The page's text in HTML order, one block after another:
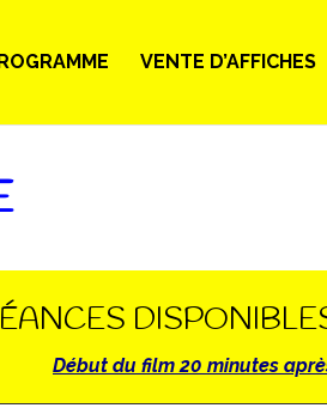
VENTE D’AFFICHES
Début du film 20 minutes